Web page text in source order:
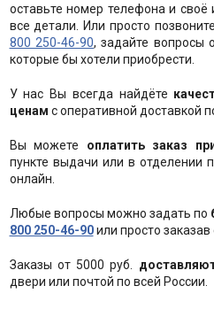
оставьте номер телефона и
все детали. Или просто
800 250-46-90, задайте вопросы
которые бы хотели приобрести.
У нас Вы всегда найдёте
ценам с оперативной доставкой
Вы можете оплатить заказ
пункте выдачи или в отделении
онлайн.
Любые вопросы можно задать по
800 250-46-90или просто заказав
Заказы от 5000 руб.
двери или почтой по всей России.